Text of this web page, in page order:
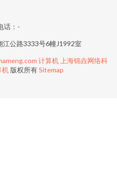
话：-
江公路3333号6幢J1992室
计算机 上海锦垚网络科
机 版权所有Sitemap